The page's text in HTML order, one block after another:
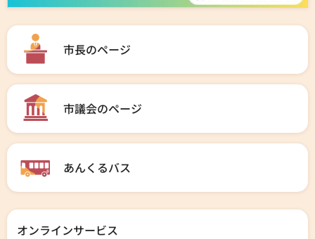
市長のページ
市議会のページ
あんくるバス
オンラインサービス